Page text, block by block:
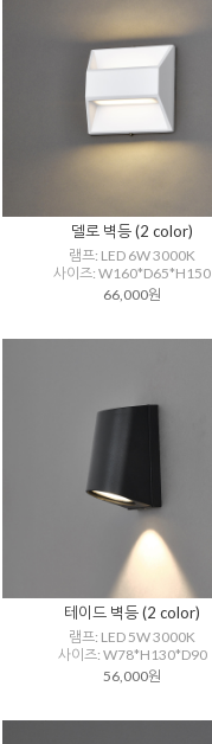
델로 벽등 (2 color)
램프: LED 6W 3000K
사이즈: W160*D65*H150
66,000원
테이드 벽등 (2 color)
램프: LED 5W 3000K
사이즈: W78*H130*D90
56,000원